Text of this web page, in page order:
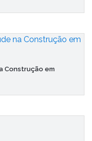
Construção em